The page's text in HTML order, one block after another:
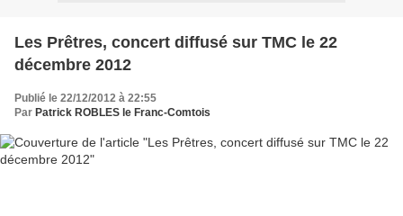
Les Prêtres, concert diffusé sur TMC le 22
décembre 2012
Publié le 22/12/2012 à 22:55
Par Patrick ROBLES le Franc-Comtois